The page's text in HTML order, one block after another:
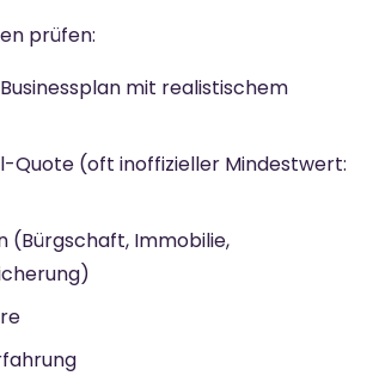
prüfen:
mit realistischem
Quote (oft inoffizieller Mindestwert:
(Bürgschaft, Immobilie,